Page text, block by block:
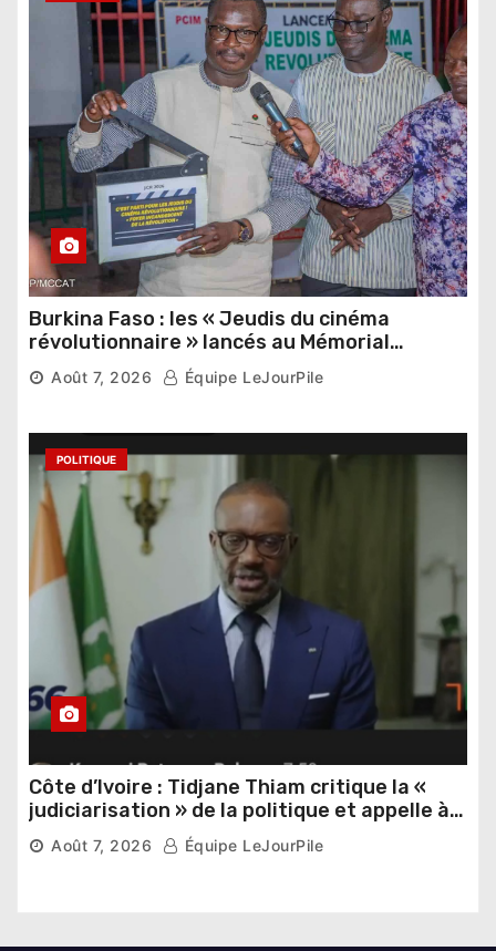
Burkina Faso : les « Jeudis du cinéma
révolutionnaire » lancés au Mémorial
Thomas Sankara
Août 7, 2026 Équipe LeJourPile
POLITIQUE
Côte d’Ivoire : Tidjane Thiam critique la «
judiciarisation » de la politique et appelle à
poursuivre l’apaisement
Août 7, 2026 Équipe LeJourPile